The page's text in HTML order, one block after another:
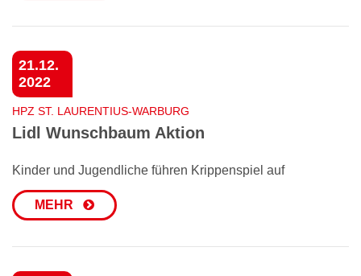
21.12.
2022
HPZ ST. LAURENTIUS-WARBURG
Lidl Wunschbaum Aktion
Kinder und Jugendliche führen Krippenspiel auf
MEHR